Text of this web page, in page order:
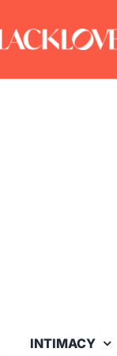
INTIMACY